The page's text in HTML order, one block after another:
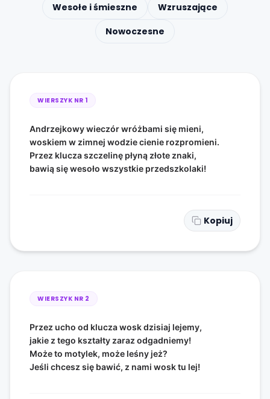
Wesołe i śmieszne
Wzruszające
Nowoczesne
WIERSZYK NR 1
Andrzejkowy wieczór wróżbami się mieni,
woskiem w zimnej wodzie cienie rozpromieni.
Przez klucza szczelinę płyną złote znaki,
bawią się wesoło wszystkie przedszkolaki!
Kopiuj
WIERSZYK NR 2
Przez ucho od klucza wosk dzisiaj lejemy,
jakie z tego kształty zaraz odgadniemy!
Może to motylek, może leśny jeż?
Jeśli chcesz się bawić, z nami wosk tu lej!